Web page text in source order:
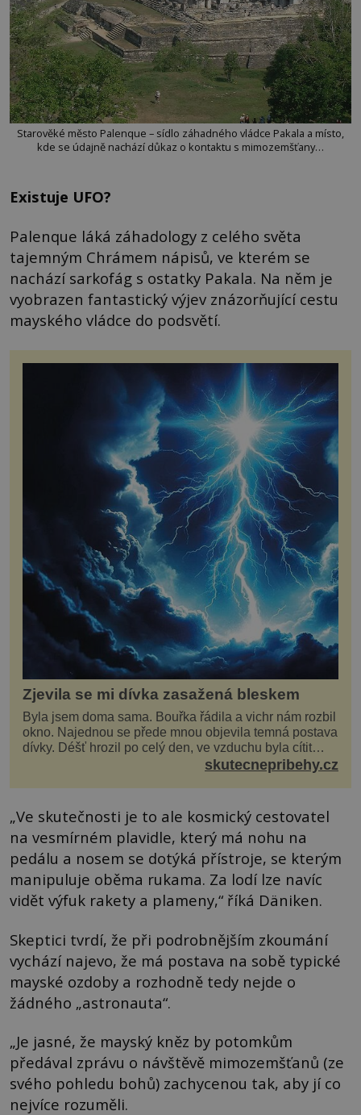
Starověké město Palenque – sídlo záhadného vládce Pakala a místo,
kde se údajně nachází důkaz o kontaktu s mimozemšťany…
Existuje UFO?
Palenque láká záhadology z celého světa
tajemným Chrámem nápisů, ve kterém se
nachází sarkofág s ostatky Pakala. Na něm je
vyobrazen fantastický výjev znázorňující cestu
mayského vládce do podsvětí.
Zjevila se mi dívka zasažená bleskem
Byla jsem doma sama. Bouřka řádila a vichr nám rozbil
okno. Najednou se přede mnou objevila temná postava
dívky. Déšť hrozil po celý den, ve vzduchu byla cítit
bouřka. Do topolů před domem se opřel ví...skutecnepribehy.cz
„Ve skutečnosti je to ale kosmický cestovatel
na vesmírném plavidle, který má nohu na
pedálu a nosem se dotýká přístroje, se kterým
manipuluje oběma rukama. Za lodí lze navíc
vidět výfuk rakety a plameny,“ říká Däniken.
Skeptici tvrdí, že při podrobnějším zkoumání
vychází najevo, že má postava na sobě typické
mayské ozdoby a rozhodně tedy nejde o
žádného „astronauta“.
„Je jasné, že mayský kněz by potomkům
předával zprávu o návštěvě mimozemšťanů (ze
svého pohledu bohů) zachycenou tak, aby jí co
nejvíce rozuměli.